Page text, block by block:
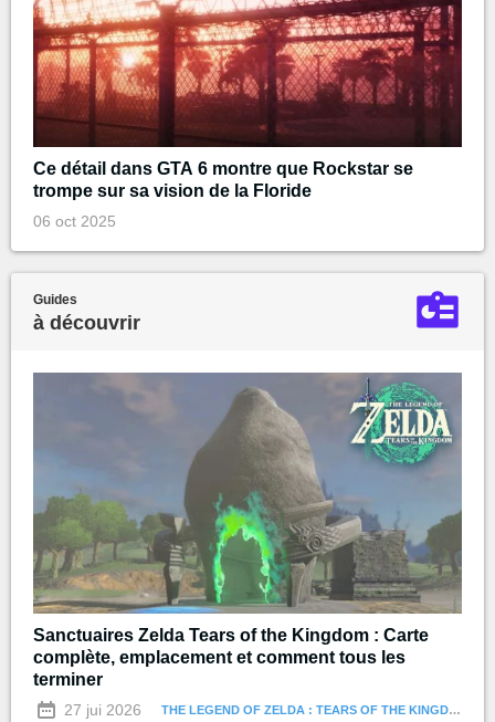
Ce détail dans GTA 6 montre que Rockstar se
trompe sur sa vision de la Floride
06 oct 2025
Guides
à découvrir
Sanctuaires Zelda Tears of the Kingdom : Carte
complète, emplacement et comment tous les
terminer
27 jui 2026 THE LEGEND OF ZELDA : TEARS OF THE KINGDOM